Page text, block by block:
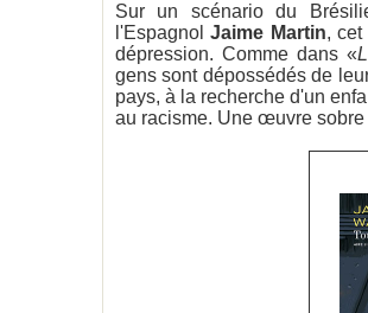
Sur un scénario du
l'EspagnolJaime Martin,
dépression. Comme dans «
gens sont dépossédés de
pays, à la recherche d'un
au racisme. Une œuvre sobre